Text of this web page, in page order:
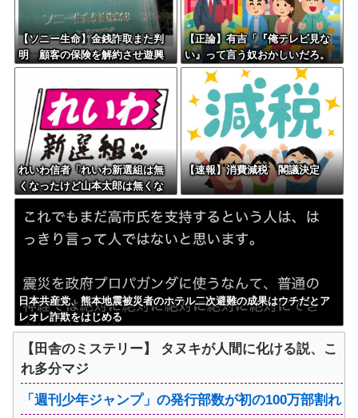
【ソニー生命】金銭詐取また判
明 顧客の保険を解約させ遊興
費などに
【正論】有吉「『俺テレビ見な
い』って言う奴おかしいだろ。
団子屋で『団子食べない』って
言うか？」
れいわ信者「れいわ新選組は無
くなったけど山本太郎は無くな
らないからね。山本太郎Foreve
r????」
【速報】消費減税 閣議決定
日本共産党、熊本地震被災者のホテル二次避難の成果はウチだとア
レオレ詐欺をはじめる
【田舎のミステリー】 タヌキが人間に化ける説、こ
れ多分マジ
「週刊少年ジャンプ」の発行部数が初の100万部割れ